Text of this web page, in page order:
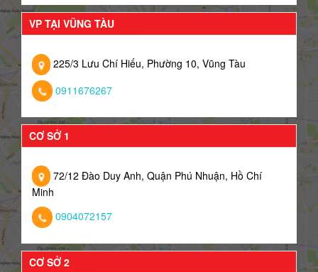
VP TẠI VŨNG TÀU
225/3 Lưu Chí Hiếu, Phường 10, Vũng Tàu
0911676267
CƠ SỞ 1
72/12 Đào Duy Anh, Quận Phú Nhuận, Hồ Chí
Minh
0904072157
CƠ SỞ 2